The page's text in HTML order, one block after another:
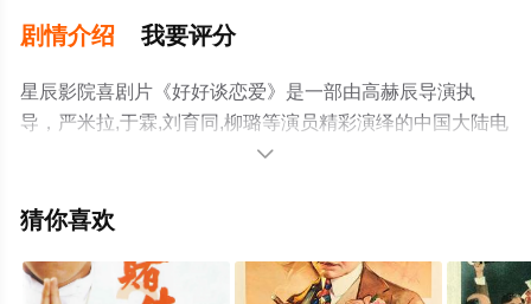
剧情介绍 我要评分
星辰影院喜剧片《好好谈恋爱》是一部由高赫辰导演执
导，严米拉,于霖,刘育同,柳璐等演员精彩演绎的中国大陆电
影，手机免费观看高清未删减完整版电影大全就上星辰电
等平台了解。

猜你喜欢